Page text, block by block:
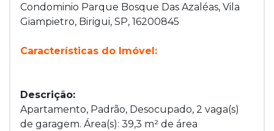
Condominio Parque Bosque Das Azaléas, Vila
Giampietro, Birigui, SP, 16200845
Características do Imóvel:
Descrição:
Apartamento, Padrão, Desocupado, 2 vaga(s)
de garagem. Área(s): 39,3 m² de área